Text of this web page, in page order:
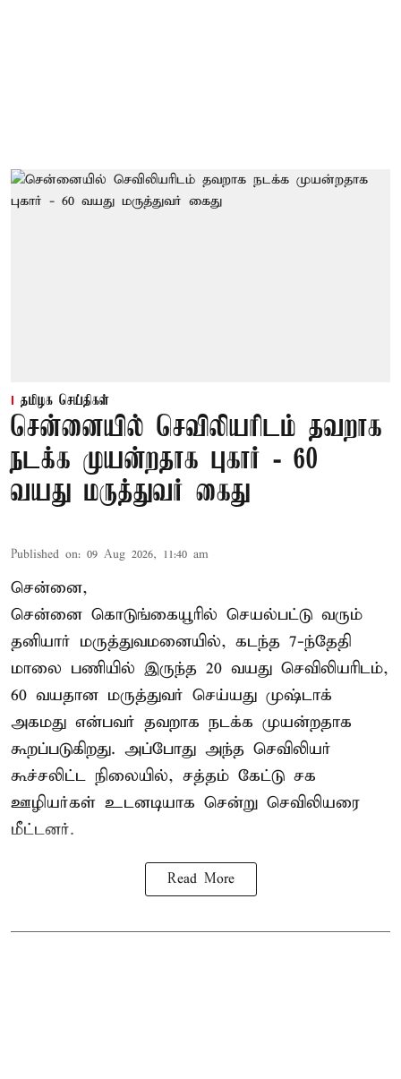
தமிழக செய்திகள்
சென்னையில் செவிலியரிடம் தவறாக
நடக்க முயன்றதாக புகார் - 60
வயது மருத்துவர் கைது
Published on: 09 Aug 2026, 11:40 am
சென்னை,
சென்னை கொடுங்கையூரில் செயல்பட்டு வரும்
தனியார் மருத்துவமனையில், கடந்த 7-ந்தேதி
மாலை பணியில் இருந்த 20 வயது செவிலியரிடம்,
60 வயதான மருத்துவர் செய்யது முஷ்டாக்
அகமது என்பவர் தவறாக நடக்க முயன்றதாக
கூறப்படுகிறது. அப்போது அந்த செவிலியர்
கூச்சலிட்ட நிலையில், சத்தம் கேட்டு சக
ஊழியர்கள் உடனடியாக சென்று செவிலியரை
மீட்டனர்.
Read More